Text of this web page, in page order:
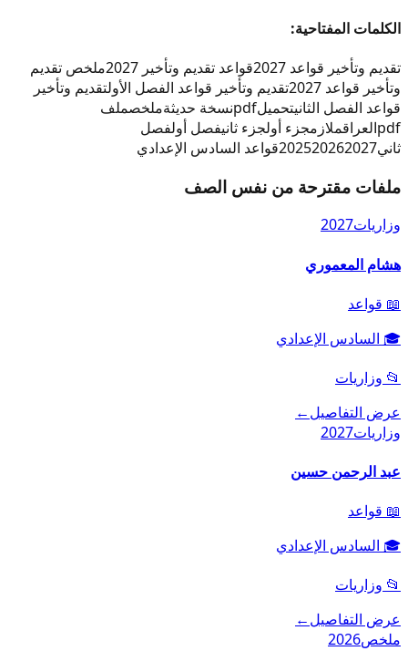
الكلمات المفتاحية:
تقديم وتأخير قواعد 2027
قواعد تقديم وتأخير 2027
ملخص تقديم
وتأخير قواعد 2027
تقديم وتأخير قواعد الفصل الأولتقديم وتأخير
قواعد الفصل الثانيتحميلpdfنسخة حديثةملخصملف
pdfالعراقملازمجزء أولجزء ثانيفصل أولفصل
ثاني
202520262027 قواعد السادس الإعدادي
ملفات مقترحة من نفس الصف
وزاريات2027
هشام المعموري
📖 قواعد
🎓 السادس الإعدادي
📂 وزاريات
عرض التفاصيل←
وزاريات2027
عبد الرحمن حسين
📖 قواعد
🎓 السادس الإعدادي
📂 وزاريات
عرض التفاصيل←
ملخص2026